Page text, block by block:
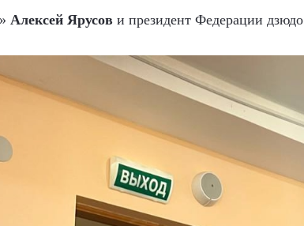
Алексей Ярусов и президент Федерации дзюдо